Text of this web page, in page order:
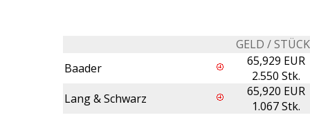
GELD /
Baader
65,929 EUR
2.550 Stk.
Lang & Schwarz
65,920 EUR
1.067 Stk.